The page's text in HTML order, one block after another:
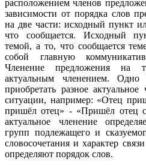
расположением членов
зависимости от порядка слов
на две части: исходный пункт
что сообщается. Исходный
темой, а то, что сообщается
собой главную
Членение предложения на
актуальным членением.
приобретать разное
ситуации, например: «Отец
пришёл отец» - «Пришёл отец
актуальное членение
групп подлежащего и
словосочетания и характер
определяют порядок слов.